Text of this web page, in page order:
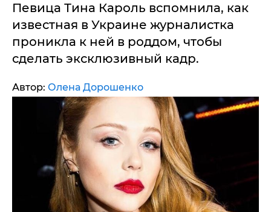
Певица Тина Кароль вспомнила, как
известная в Украине журналистка
проникла к ней в роддом, чтобы
сделать эксклюзивный кадр.
Автор: Олена Дорошенко